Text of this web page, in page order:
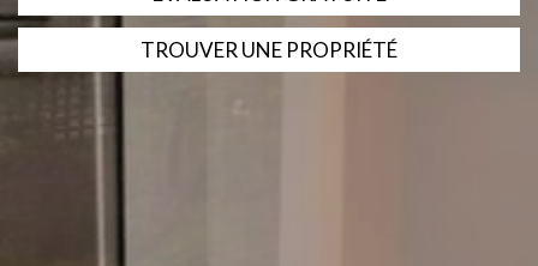
TROUVER UNE PROPRIÉTÉ